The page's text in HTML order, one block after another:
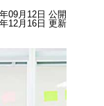
09月12日 公開
12月16日 更新